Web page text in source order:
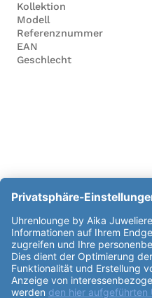
Kollektion
Modell
Referenznummer
EAN
Geschlecht